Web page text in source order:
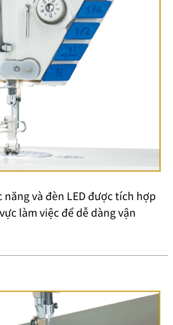
năng và đèn LED được tích hợp
làm việc để dễ dàng vận